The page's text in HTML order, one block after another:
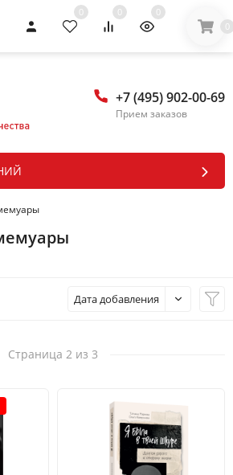
0 0
0
0
+7 (495) 902-00-69
Прием заказов
Дата добавления
Страница 2 из 3